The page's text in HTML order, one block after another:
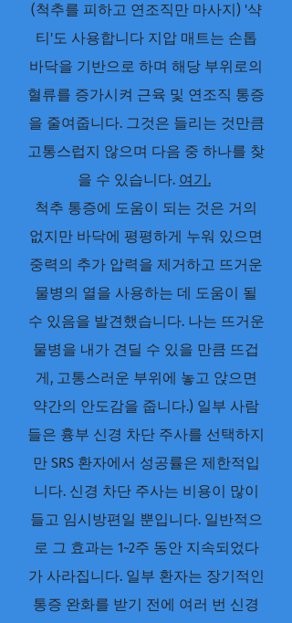
(척추를 피하고 연조직만 마사지) '샥
티'도 사용합니다 지압 매트는 손톱
바닥을 기반으로 하며 해당 부위로의
혈류를 증가시켜 근육 및 연조직 통증
을 줄여줍니다. 그것은 들리는 것만큼
고통스럽지 않으며 다음 중 하나를 찾
을 수 있습니다. 여기.
척추 통증에 도움이 되는 것은 거의
없지만 바닥에 평평하게 누워 있으면
중력의 추가 압력을 제거하고 뜨거운
물병의 열을 사용하는 데 도움이 될
수 있음을 발견했습니다. 나는 뜨거운
물병을 내가 견딜 수 있을 만큼 뜨겁
게, 고통스러운 부위에 놓고 앉으면
약간의 안도감을 줍니다.) 일부 사람
들은 흉부 신경 차단 주사를 선택하지
만 SRS 환자에서 성공률은 제한적입
니다. 신경 차단 주사는 비용이 많이
들고 임시방편일 뿐입니다. 일반적으
로 그 효과는 1~2주 동안 지속되었다
가 사라집니다. 일부 환자는 장기적인
통증 완화를 받기 전에 여러 번 신경